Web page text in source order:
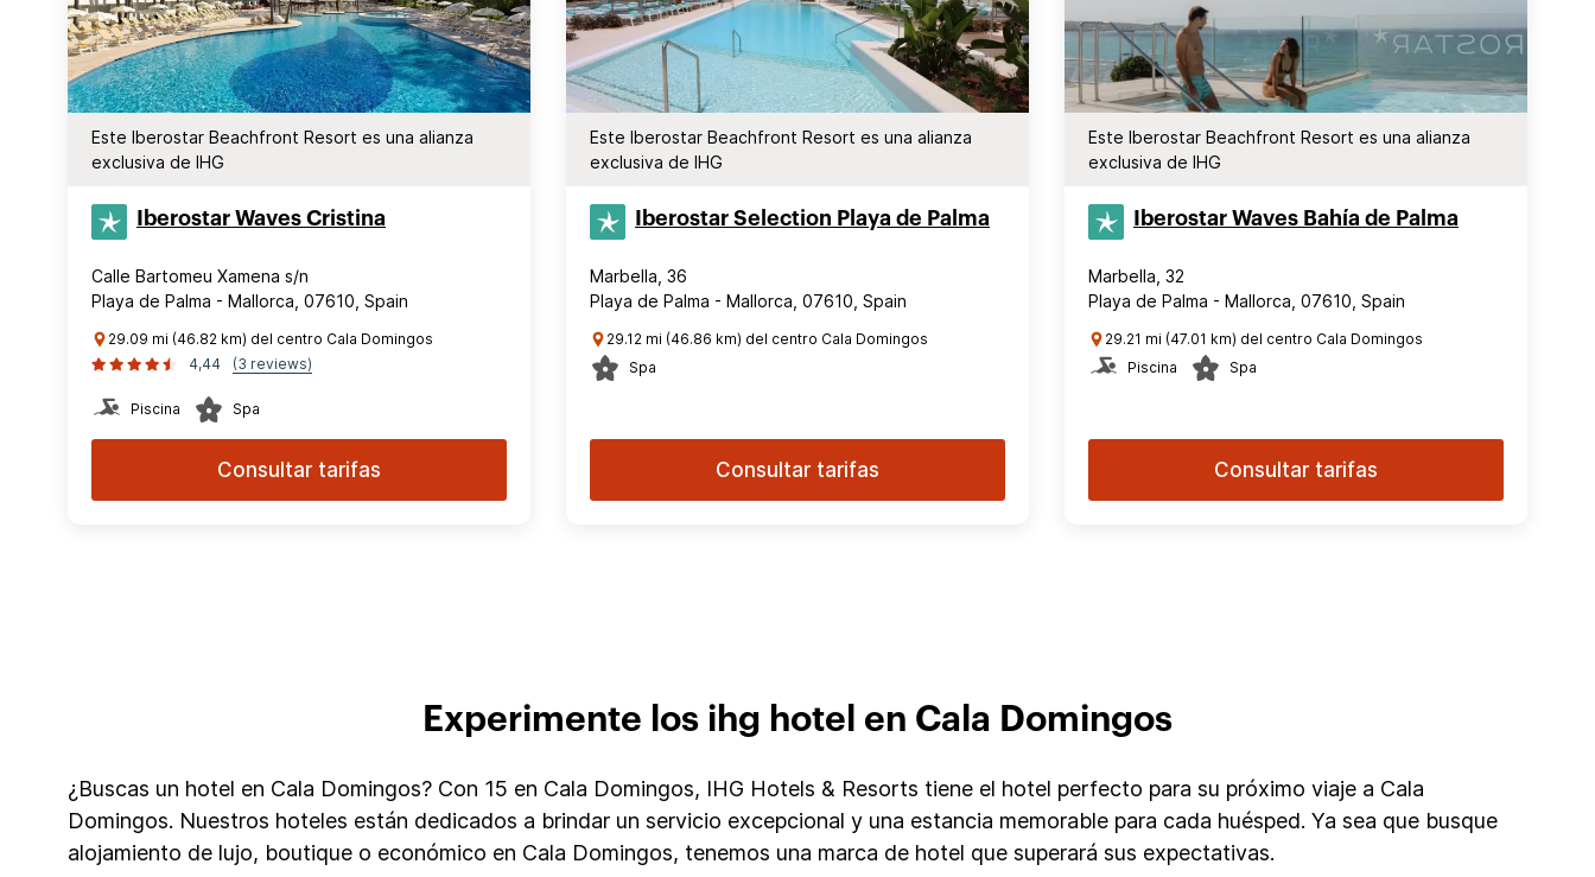
Este Iberostar Beachfront Resort es una alianza
exclusiva de IHG
Iberostar Waves Cristina
Calle Bartomeu Xamena s/n
Playa de Palma - Mallorca, 07610, Spain
29.09 mi (46.82 km) del centro Cala Domingos
4,44
(3 reviews)
Piscina Spa
Consultar tarifas
Este Iberostar Beachfront Resort es una alianza
exclusiva de IHG
Iberostar Selection​ Playa de Palma
Marbella, 36
Playa de Palma - Mallorca, 07610, Spain
29.12 mi (46.86 km) del centro Cala Domingos
Spa
Consultar tarifas
Este Iberostar Beachfront Resort es una alianza
exclusiva de IHG
Iberostar Waves Bahía de Palma
Marbella, 32
Playa de Palma - Mallorca, 07610, Spain
29.21 mi (47.01 km) del centro Cala Domingos
Piscina
Spa
Consultar tarifas
Experimente los ihg hotel en Cala Domingos
¿Buscas un hotel en Cala Domingos? Con 15 en Cala Domingos, IHG Hotels & Resorts tiene el hotel perfecto para su próximo viaje a Cala
Domingos. Nuestros hoteles están dedicados a brindar un servicio excepcional y una estancia memorable para cada huésped. Ya sea que busque
alojamiento de lujo, boutique o económico en Cala Domingos, tenemos una marca de hotel que superará sus expectativas.